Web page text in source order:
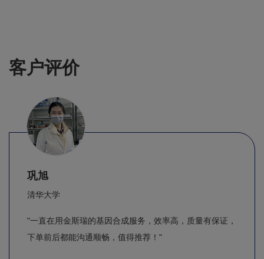
客户评价
巩旭
清华大学
"一直在用金斯瑞的基因合成服务，效率高，质量有保证，
下单前后都能沟通顺畅，值得推荐！"